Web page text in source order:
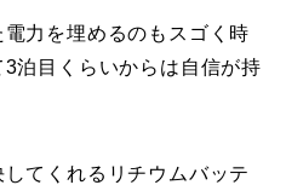
力を埋めるのもスゴく時
泊目くらいからは自信が持
てくれるリチウムバッテ